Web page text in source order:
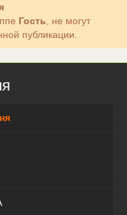
Гость , не могут
публикации.